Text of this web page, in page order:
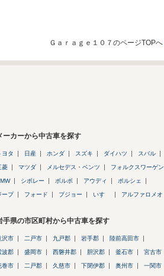
Ｇａｒａｇｅ１０７のページTOPへ
ーカーから中古車を探す
ヨタ 日産 ホンダ スズキ ダイハツ スバル
菱 マツダ メルセデス・ベンツ フォルクスワーゲン
シボレー ボルボ アウディ ポルシェ
ープ フォード プジョー いすゞ アルファロメオ
手県の市区町村から中古車を探す
沢市 二戸市 九戸郡 岩手郡 陸前高田市
波郡 盛岡市 西磐井郡 胆沢郡 釜石市 宮古市
巻市 二戸郡 久慈市 下閉伊郡 奥州市 一関市